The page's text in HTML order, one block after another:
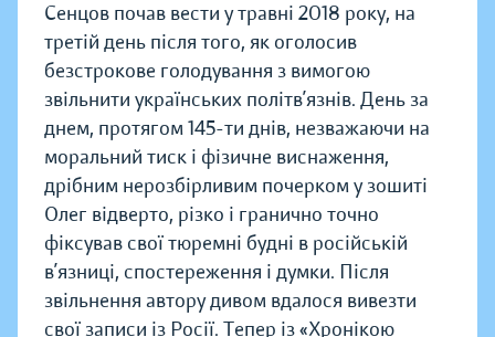
Сенцов почав вести у травні 2018 року, на
третій день після того, як оголосив
безстрокове голодування з вимогою
звільнити українських політв’язнів. День за
днем, протягом 145-ти днів, незважаючи на
моральний тиск і фізичне виснаження,
дрібним нерозбірливим почерком у зошиті
Олег відверто, різко і гранично точно
фіксував свої тюремні будні в російській
в’язниці, спостереження і думки. Після
звільнення автору дивом вдалося вивезти
свої записи із Росії. Тепер із «Хронікою